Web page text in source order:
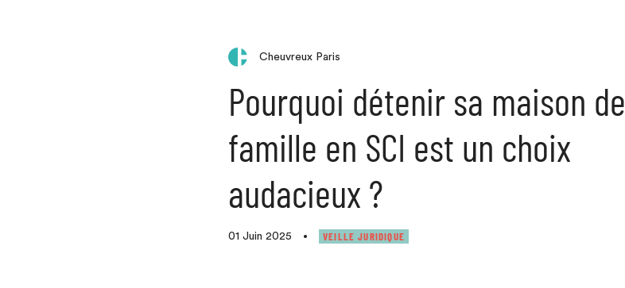
Cheuvreux Paris
Pourquoi détenir sa maison de
famille en SCI est un choix
audacieux ?
01 Juin 2025 • VEILLE JURIDIQUE